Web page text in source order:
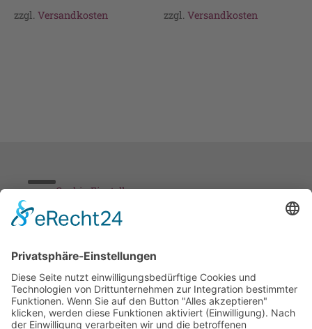
zzgl. Versandkosten zzgl.Versandkosten
Cookie-Einstellungen